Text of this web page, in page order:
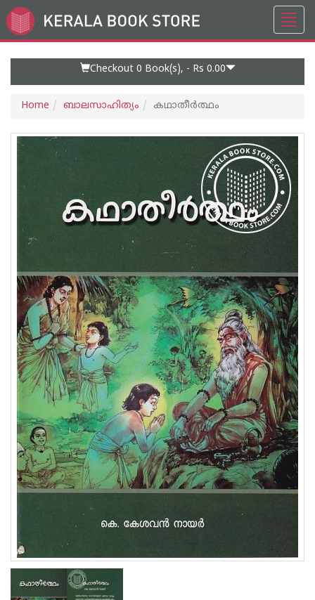
Go
to
Checkout 0 Book(s), - Rs 0.00
Home ബാലസാഹിത്യം കഥാതീർത്ഥം